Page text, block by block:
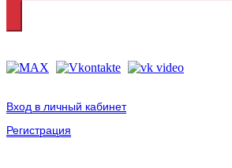
Вход в личный кабинет
Регистрация